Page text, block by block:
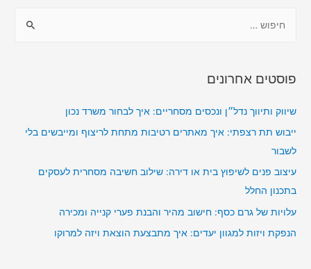
:
פוסטים אחרונים
שיווק ותיווך נדל״ן ונכסים מסחריים: איך לבחור משרד נכון
ייבוש תת רצפתי: איך מאתרים רטיבות מתחת לריצוף ומייבשים בלי
לשבור
עיצוב פנים לשיפוץ בית או דירה: שילוב חשיבה מסחרית לעסקים
בתכנון החלל
עלויות של גרם כסף: חישוב מהיר והבנת פערי קנייה ומכירה
הנפקת ויזות למגוון יעדים: איך מתבצעת הוצאת ויזה למרוקו